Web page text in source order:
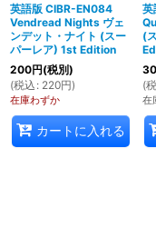
英語版 CIBR-EN084
Vendread Nights ヴェ
ンデット・ナイト (スー
パーレア) 1st Edition
200円(税別)
(税込 : 220円)
在庫わずか
カートに入れる
英
(
30
(
在